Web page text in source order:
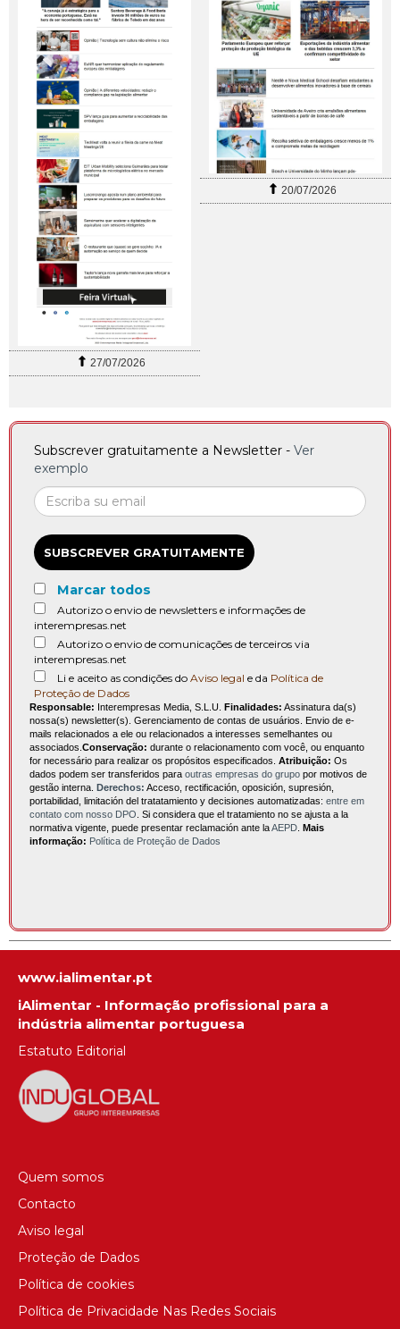
27/07/2026
20/07/2026
Subscrever gratuitamente a Newsletter - Ver
exemplo
SUBSCREVER GRATUITAMENTE
Marcar todos
Autorizo o envio de newsletters e informações de
interempresas.net
Autorizo o envio de comunicações de terceiros via
interempresas.net
Li e aceito as condições do Aviso legal e da Política de
Proteção de Dados
Responsable: Interempresas Media, S.L.U. Finalidades: Assinatura da(s)
nossa(s) newsletter(s). Gerenciamento de contas de usuários. Envio de e-
mails relacionados a ele ou relacionados a interesses semelhantes ou
associados. Conservação: durante o relacionamento com você, ou enquanto
for necessário para realizar os propósitos especificados. Atribuição: Os
dados podem ser transferidos para outras empresas do grupo por motivos de
gestão interna. Derechos: Acceso, rectificación, oposición, supresión,
portabilidad, limitación del tratatamiento y decisiones automatizadas: entre em
contato com nosso DPO . Si considera que el tratamiento no se ajusta a la
normativa vigente, puede presentar reclamación ante laAEPD Mais
informação: Política de Proteção de Dados
www.ialimentar.pt
iAlimentar - Informação profissional para a
indústria alimentar portuguesa
Estatuto Editorial
Quem somos
Contacto
Aviso legal
Proteção de Dados
Política de cookies
Política de Privacidade Nas Redes Sociais